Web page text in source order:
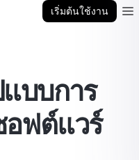
เริ่มต้นใช้งาน
บบการ
ฟต์แวร์